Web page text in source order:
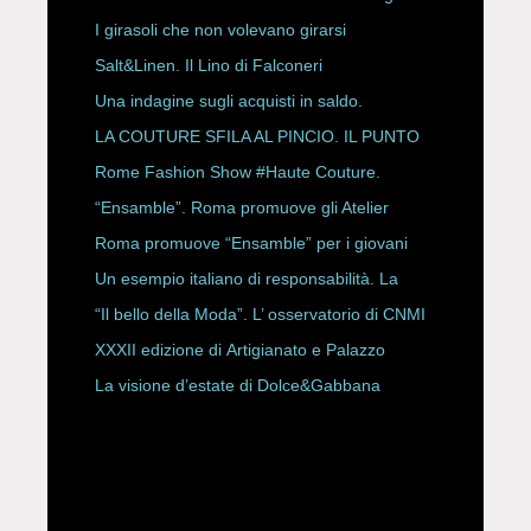
ESPY Awards 2026
I girasoli che non volevano girarsi
Salt&Linen. Il Lino di Falconeri
Una indagine sugli acquisti in saldo.
LA COUTURE SFILA AL PINCIO. IL PUNTO
CON ALESSANDRO ONORATO E
ROBERTA ANGELILLI
Rome Fashion Show #Haute Couture.
“Ensamble”. Roma promuove gli Atelier
Storici
Roma promuove “Ensamble” per i giovani
Un esempio italiano di responsabilità. La
Rete Slow Fiber
“Il bello della Moda”. L’ osservatorio di CNMI
XXXII edizione di Artigianato e Palazzo
La visione d’estate di Dolce&Gabbana